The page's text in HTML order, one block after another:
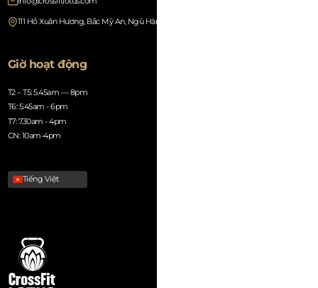
111 Hồ Xuân Hương, Bắc Mỹ An, Ngũ Hành Sơn, Đà Nẵng 550000, Vietnam
Giờ hoạt động
T2 – T5: 5.45am — 8pm
T6: 5.45am - 6pm
T7: 7.30am - 4pm
CN: 10am-4pm
Tiếng Việt